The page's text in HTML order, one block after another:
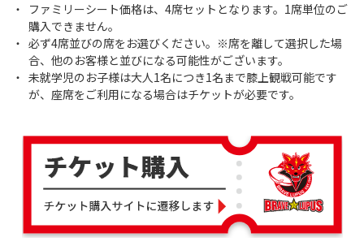
ファミリーシート価格は、4席セットとなります。1席単位のご
購入できません。
必ず4席並びの席をお選びください。※席を離して選択した場
合、他のお客様と並びになる可能性がございます。
未就学児のお子様は大人1名につき1名まで膝上観戦可能です
が、座席をご利用になる場合はチケットが必要です。